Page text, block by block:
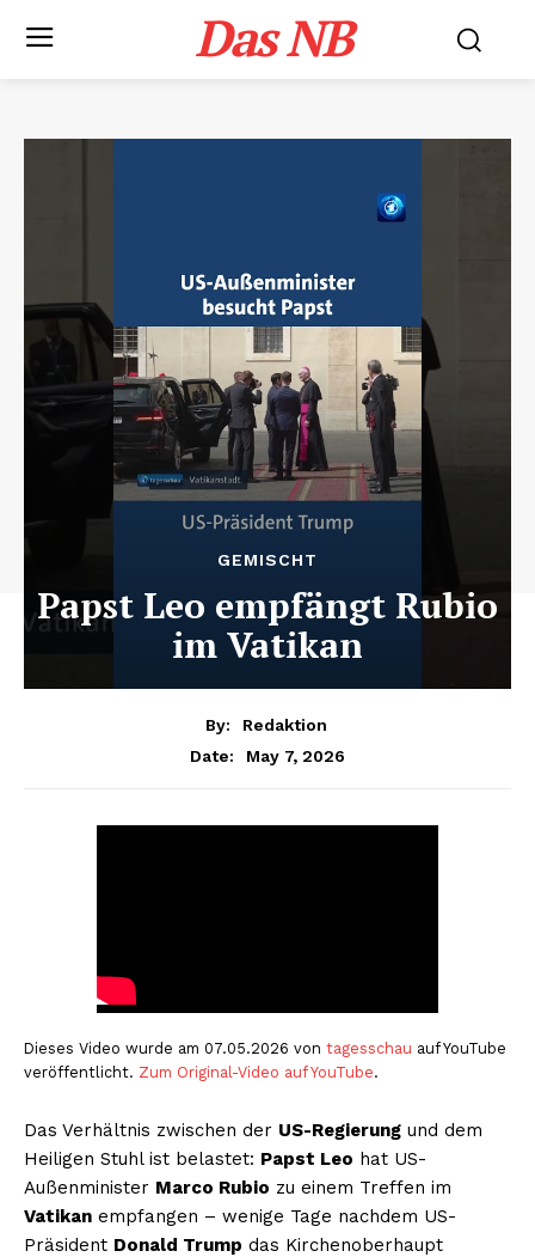
Das NB
GEMISCHT
Papst Leo empfängt Rubio
im Vatikan
By:
Redaktion
Date:
May 7, 2026
Dieses Video wurde am 07.05.2026 von tagesschau auf YouTube
veröffentlicht. Zum Original-Video auf YouTube.
Das Verhältnis zwischen der US-Regierung und dem
Heiligen Stuhl ist belastet: Papst Leo hat US-
Außenminister Marco Rubio zu einem Treffen im
Vatikan empfangen – wenige Tage nachdem US-
Präsident Donald Trump das Kirchenoberhaupt